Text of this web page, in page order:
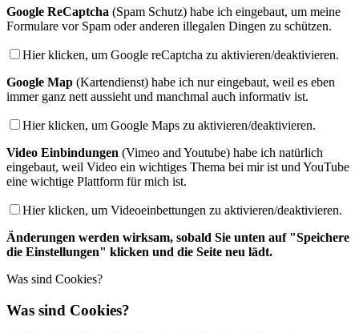
Google ReCaptcha (Spam Schutz) habe ich eingebaut, um meine
Formulare vor Spam oder anderen illegalen Dingen zu schützen.
Hier klicken, um Google reCaptcha zu aktivieren/deaktivieren.
Google Map (Kartendienst) habe ich nur eingebaut, weil es eben
immer ganz nett aussieht und manchmal auch informativ ist.
Hier klicken, um Google Maps zu aktivieren/deaktivieren.
Video Einbindungen (Vimeo and Youtube) habe ich natürlich
eingebaut, weil Video ein wichtiges Thema bei mir ist und YouTube
eine wichtige Plattform für mich ist.
Hier klicken, um Videoeinbettungen zu aktivieren/deaktivieren.
Änderungen werden wirksam, sobald Sie unten auf "Speichere
die Einstellungen" klicken und die Seite neu lädt.
Was sind Cookies?
Was sind Cookies?